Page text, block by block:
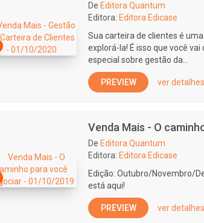
De Editora Quantum
Editora: Editora Edicase
Sua carteira de clientes é
explorá-la! É isso que você
especial sobre gestão da...
PREVIEW ver detalhes
Venda Mais - O
De Editora Quantum
Editora: Editora Edicase
Edição: Outubro/Novembro/
está aqui!
PREVIEW ver detalhes